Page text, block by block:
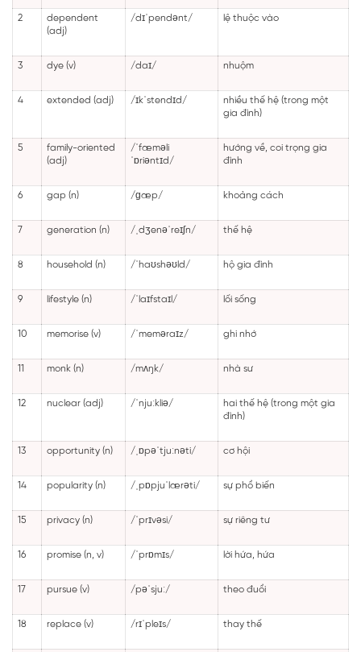
2
dependent
(adj)
/dɪˈpendənt/ lệ thuộc vào
3 dye (v) /daɪ/ nhuộm
4 extended (adj) /ɪkˈstendɪd/
nhiều thế hệ (trong một
gia đình)
5
family-oriented
(adj)
/ˈfæməli
ˈɒriəntɪd/
hướng về, coi trọng gia
đình
6 gap (n) /ɡæp/ khoảng cách
7 generation (n) /ˌdʒenəˈreɪʃn/ thế hệ
8 household (n) /ˈhaʊshəʊld/ hộ gia đình
9 lifestyle (n) /ˈlaɪfstaɪl/ lối sống
10 memorise (v) /ˈmeməraɪz/ ghi nhớ
11 monk (n) /mʌŋk/ nhà sư
12 nuclear (adj) /ˈnjuːkliə/
hai thế hệ (trong một gia
đình)
13 opportunity (n) /ˌɒpəˈtjuːnəti/ cơ hội
14 popularity (n) /ˌpɒpjuˈlærəti/ sự phổ biến
15 privacy (n) /ˈprɪvəsi/ sự riêng tư
16 promise (n, v) /ˈprɒmɪs/ lời hứa, hứa
17 pursue (v) /pəˈsjuː/ theo đuổi
18 replace (v) /rɪˈpleɪs/ thay thế